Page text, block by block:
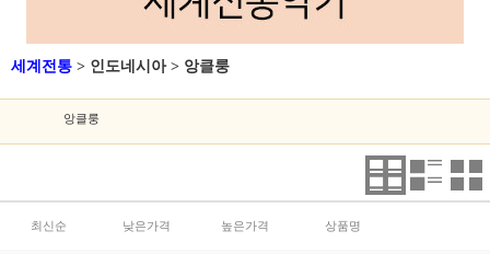
세계전통 > 인도네시아> 앙클룽
앙클룽
최신순 낮은가격 높은가격 상품명